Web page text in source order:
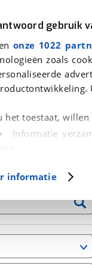
gebruik
onze 1022
zoals
het toestaat, willen
Informatie
in. U
cookies en
cookies
informatie
Fiets Motor
je